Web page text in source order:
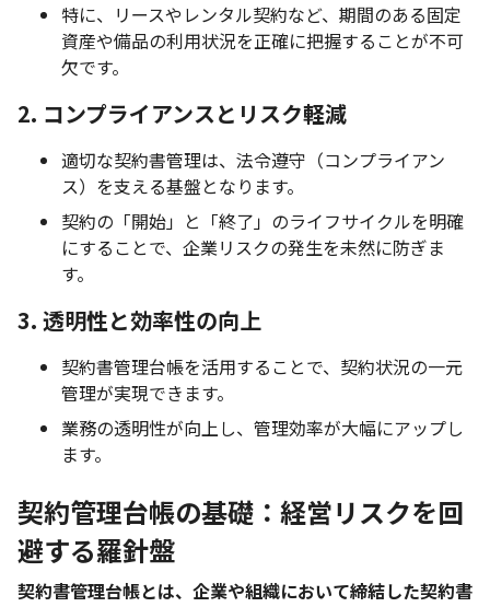
特に、リースやレンタル契約など、期間のある固定
資産や備品の利用状況を正確に把握することが不可
欠です。
2. コンプライアンスとリスク軽減
適切な契約書管理は、法令遵守（コンプライアン
ス）を支える基盤となります。
契約の「開始」と「終了」のライフサイクルを明確
にすることで、企業リスクの発生を未然に防ぎま
す。
3. 透明性と効率性の向上
契約書管理台帳を活用することで、契約状況の一元
管理が実現できます。
業務の透明性が向上し、管理効率が大幅にアップし
ます。
契約管理台帳の基礎：経営リスクを回
避する羅針盤
契約書管理台帳とは、企業や組織において締結した契約書